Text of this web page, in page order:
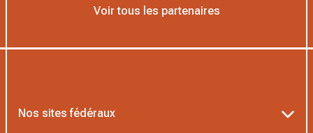
Voir tous les partenaires
Nos sites fédéraux